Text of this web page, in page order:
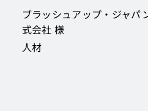
ブラッシュアップ・ジャパ
式会社 様
人材